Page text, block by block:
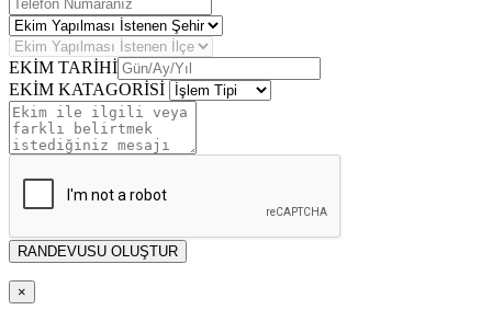
EKİM TARİHİ
EKİM KATAGORİSİ
RANDEVUSU OLUŞTUR
×